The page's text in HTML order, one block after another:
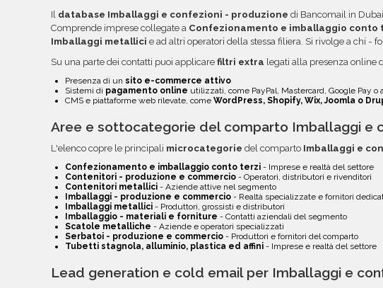
semplificare la lettura, l'ordinamento e l'utilizzo dei dati. Una
troverai file e documentazione nella tua area riservata, con
email.
Il database Imballaggi e confezioni - produzione di Bancomail in
Comprende imprese collegate a Confezionamento e imballaggio conto
Imballaggi metallici e ad altri operatori della stessa filiera. Si rivolge a chi -
Su una parte dei contatti puoi applicare filtri extra legati alla presenza online
Presenza di un sito e-commerce attivo
Sistemi di pagamento online utilizzati, come PayPal, Mastercard, Google Pay o
CMS e piattaforme web rilevate, come WordPress, Shopify, Wix, Joomla o
Aree e sottocategorie del comparto Imballaggi e
L'elenco copre le principali microcategorie del comparto Imballaggi e
Confezionamento e imballaggio conto terzi - Imprese e realtà del settore
Contenitori - produzione e commercio - Operatori, distributori e rivenditori
Contenitori metallici - Aziende attive nel segmento
Imballaggi - produzione e commercio - Realtà specializzate e fornitori
Imballaggi metallici - Produttori, grossisti e distributori
Imballaggio - materiali e forniture - Contatti aziendali del segmento
Scatole metalliche - Aziende e operatori specializzati
Serbatoi - produzione e commercio - Produttori e fornitori del comparto
Tubetti stagnola, alluminio, plastica ed affini - Imprese e realtà del settore
Lead generation e cold email per Imballaggi e